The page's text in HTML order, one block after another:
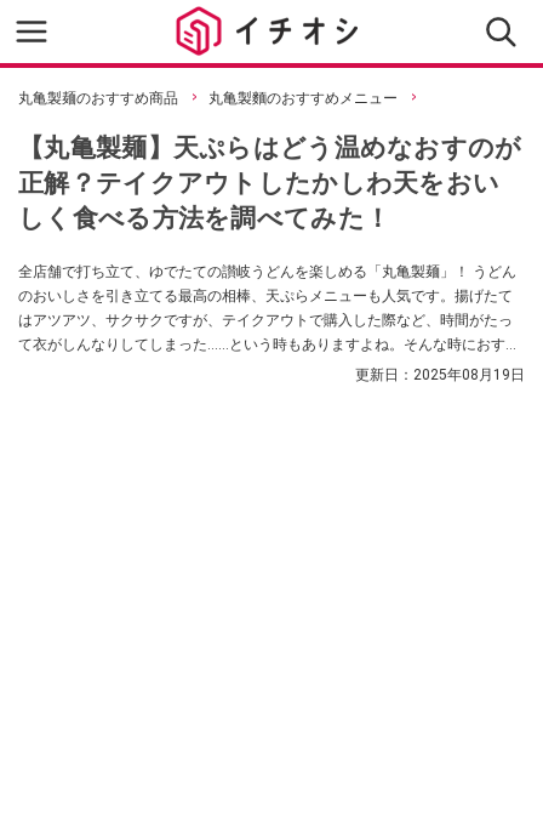
丸亀製麺のおすすめ商品 丸亀製麵のおすすめメニュー
【丸亀製麺】天ぷらはどう温めなおすのが
正解？テイクアウトしたかしわ天をおい
しく食べる方法を調べてみた！
全店舗で打ち立て、ゆでたての讃岐うどんを楽しめる「丸亀製麺」！ うどん
のおいしさを引き立てる最高の相棒、天ぷらメニューも人気です。揚げたて
はアツアツ、サクサクですが、テイクアウトで購入した際など、時間がたっ
て衣がしんなりしてしまった……という時もありますよね。そんな時におすす
めな天ぷらの温めなおし方法をご紹介！ 4つの方法で食べ比べてみました！
更新日： 2025年08月19日